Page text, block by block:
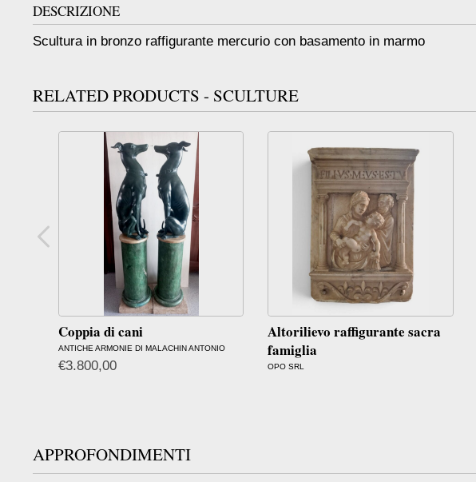
DESCRIZIONE
Scultura in bronzo raffigurante mercurio con basamento in marmo
RELATED PRODUCTS - SCULTURE
Coppia di cani
ANTICHE ARMONIE DI MALACHIN ANTONIO
€3.800,00
Altorilievo raffigurante sacra
famiglia
OPO SRL
APPROFONDIMENTI